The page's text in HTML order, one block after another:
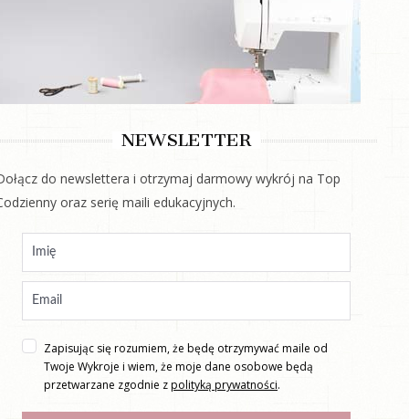
NEWSLETTER
do newslettera i otrzymaj darmowy wykrój na Top
oraz serię maili edukacyjnych.
Zapisując się rozumiem, że będę otrzymywać maile od
Twoje Wykroje i wiem, że moje dane osobowe będą
przetwarzane zgodnie zpolityką prywatności.